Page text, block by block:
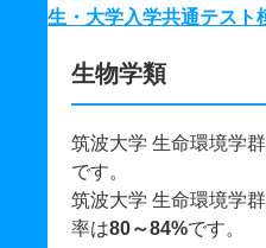
生・大学入学共通テスト
生物学類
筑波大学 生命環境学
です。
筑波大学 生命環境学
率は80～84%です。